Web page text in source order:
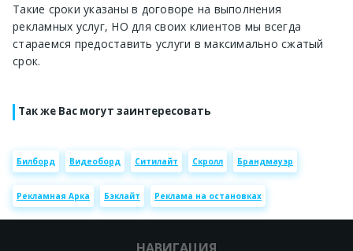
Такие сроки указаны в договоре на выполнения
рекламных услуг, НО для своих клиентов мы всегда
стараемся предоставить услуги в максимально сжатый
срок.
Так же Вас могут заинтересовать
Билборд Видеоборд Ситилайт Скролл Брандмауэр
Рекламная Арка Бэклайт Реклама на остановках